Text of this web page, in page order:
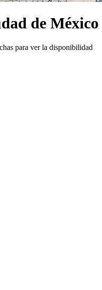
de México
para ver la disponibilidad